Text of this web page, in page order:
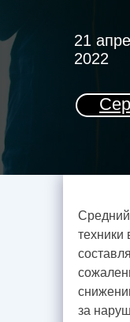
21
2022
Средний
техники
за